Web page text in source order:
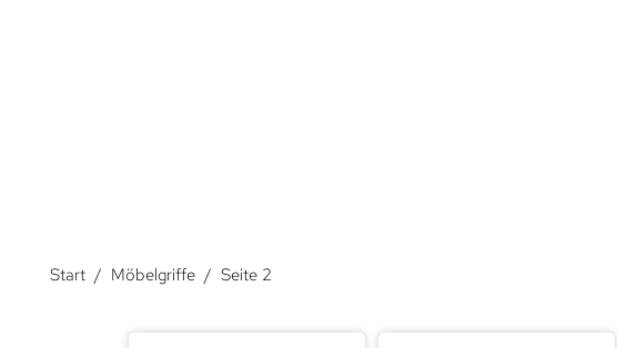
Start / Möbelgriffe / Seite 2